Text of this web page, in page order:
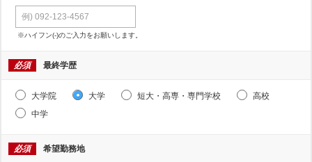
※ハイフン(-)のご入力をお願いします。
必須 最終学歴
大学院 大学 短大・高専・専門学校
高校
中学
必須 希望勤務地